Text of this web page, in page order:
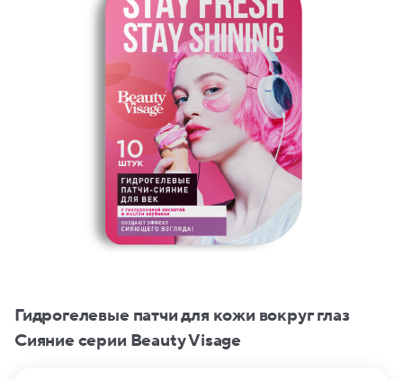
Гидрогелевые патчи для кожи вокруг глаз
Сияние серии Beauty Visage